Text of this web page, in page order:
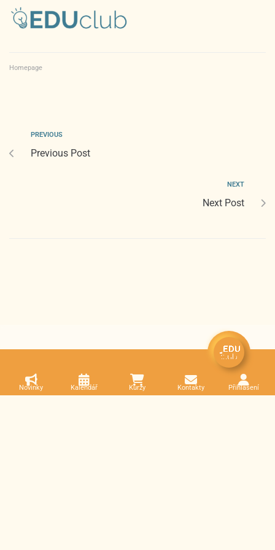
Homepage
PREVIOUS
Previous Post
NEXT
Next Post
Novinky Kalendář Kurzy Kontakty Přihlášení